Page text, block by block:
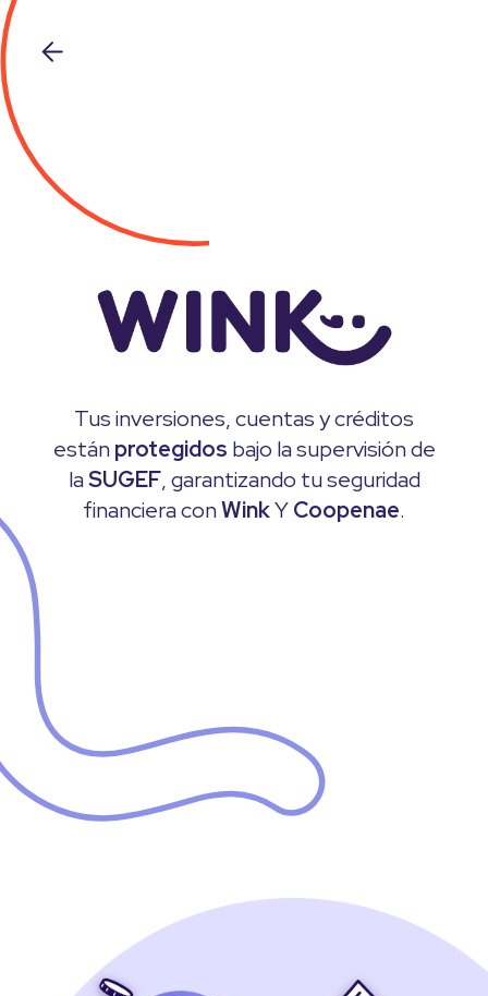
Tus inversiones, cuentas y créditos
estánprotegidos bajo la supervisión de
laSUGEF, garantizando tu seguridad
financiera conWinkYCoopenae.